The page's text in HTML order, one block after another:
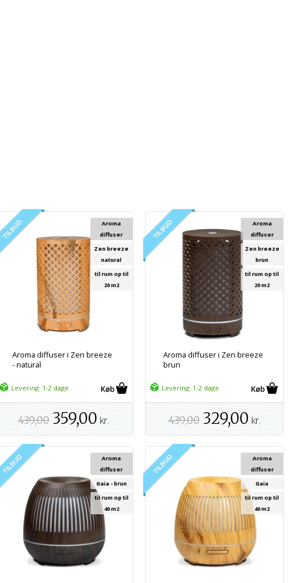
Aroma diffuser i Zen breeze
- natural
Aroma
diffuser
Zen breeze
natural
til rum op til
20 m2
Levering: 1-2 dage
439,00 359,00 kr.
Aroma diffuser i Zen breeze
brun
Aroma
diffuser
Zen breeze
brun
til rum op til
20 m2
Levering: 1-2 dage
439,00 329,00 kr.
Aroma
diffuser
Gaia - brun
til rum op til
40 m2
Aroma
diffuser
Gaia
til rum op til
40 m2